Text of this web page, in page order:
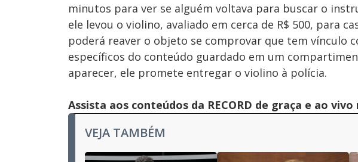
minutos para ver se alguém voltava para buscar o
ele levou o violino, avaliado em cerca de R$ 500, para
poderá reaver o objeto se comprovar que tem vínculo
específicos do conteúdo guardado em um
aparecer, ele promete entregar o violino à polícia.
Assista aos conteúdos da RECORD de graça e ao
VEJA TAMBÉM